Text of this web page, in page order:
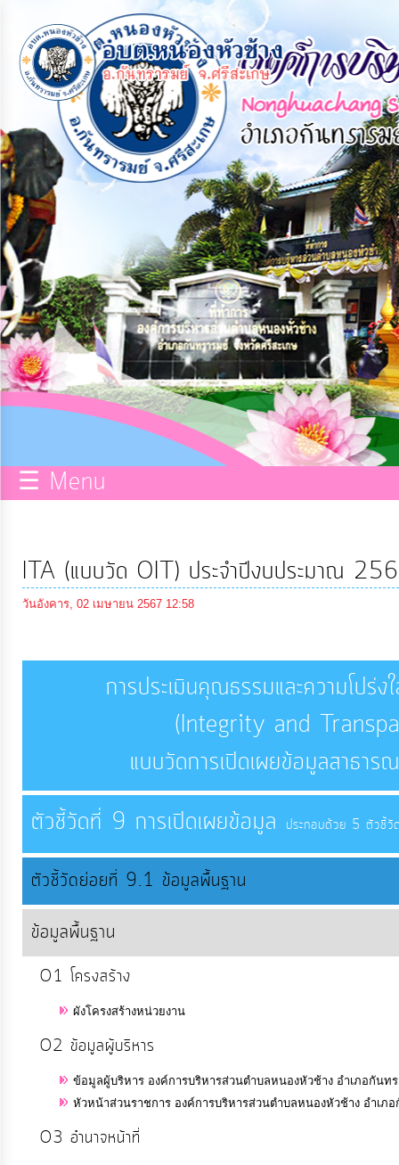
หน้า
หลัก
ข้อมูล
พื้น
ฐาน
บุคลากร
แผน
ยุทธศาสตร์
ข่าวสาร
ITA
การ
จัดการ
ความ
รู้
การ
ดำเนิน
งาน
ให้
ใช้
☰ Menu
ITA (แบบวัด OIT) ประจำปีงบประมาณ
วันอังคาร, 02 เมษายน 2567 12:58
การประเมินคุณธรรมและความโปร่
(Integrity and
แบบวัดการเปิดเผยข้อมูลสาธ
ตัวชี้วัดที่ 9 การเปิดเผยข้อมูล ประกอบด้วย 5 ตัวชี้
ตัวชี้วัดย่อยที่ 9.1 ข้อมูลพื้นฐาน
ข้อมูลพื้นฐาน
O1 โครงสร้าง
ผังโครงสร้างหน่วยงาน
O2 ข้อมูลผู้บริหาร
ข้อมูลผู้บริหาร องค์การบริหารส่วนตำบลหนองหัวช้าง อำเภอกันท
หัวหน้าส่วนราชการ องค์การบริหารส่วนตำบลหนองหัวช้าง อำเภ
O3 อำนาจหน้าที่